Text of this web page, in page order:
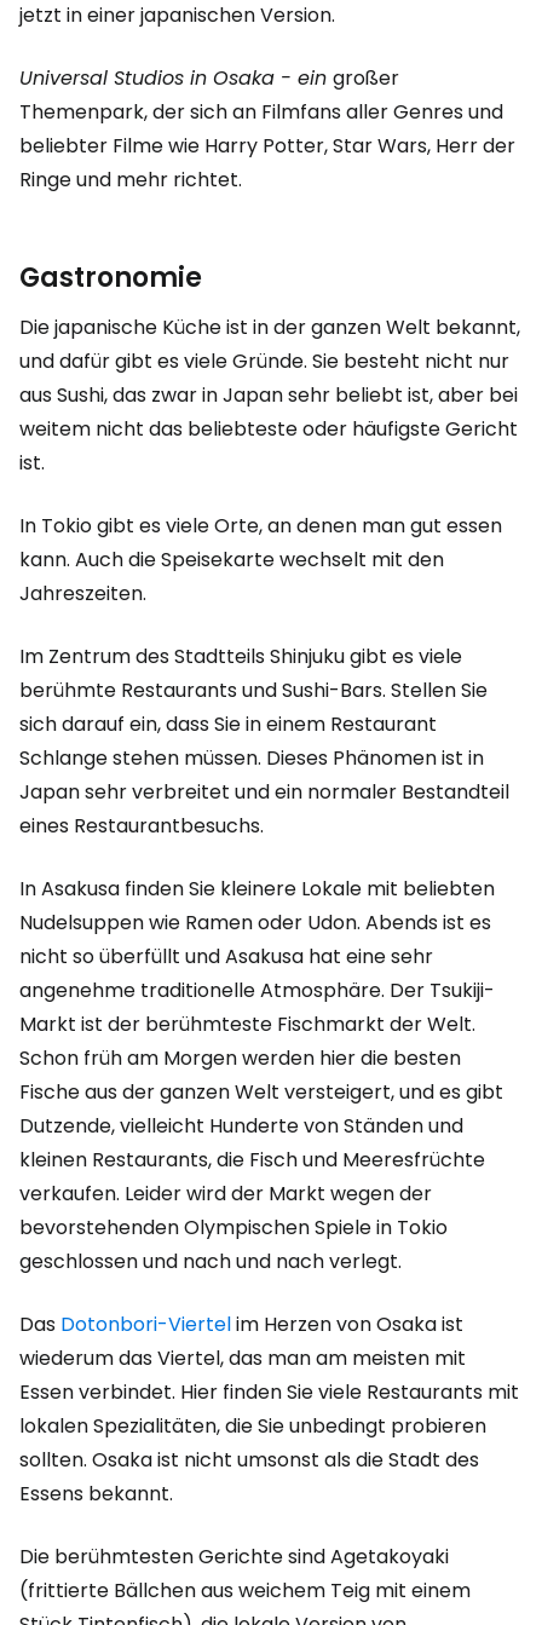
jetzt in einer japanischen Version.
Universal Studios in Osaka - ein großer
Themenpark, der sich an Filmfans aller Genres und
beliebter Filme wie Harry Potter, Star Wars, Herr der
Ringe und mehr richtet.
Gastronomie
Die japanische Küche ist in der ganzen Welt bekannt,
und dafür gibt es viele Gründe. Sie besteht nicht nur
aus Sushi, das zwar in Japan sehr beliebt ist, aber bei
weitem nicht das beliebteste oder häufigste Gericht
ist.
In Tokio gibt es viele Orte, an denen man gut essen
kann. Auch die Speisekarte wechselt mit den
Jahreszeiten.
Im Zentrum des Stadtteils Shinjuku gibt es viele
berühmte Restaurants und Sushi-Bars. Stellen Sie
sich darauf ein, dass Sie in einem Restaurant
Schlange stehen müssen. Dieses Phänomen ist in
Japan sehr verbreitet und ein normaler Bestandteil
eines Restaurantbesuchs.
In Asakusa finden Sie kleinere Lokale mit beliebten
Nudelsuppen wie Ramen oder Udon. Abends ist es
nicht so überfüllt und Asakusa hat eine sehr
angenehme traditionelle Atmosphäre. Der Tsukiji-
Markt ist der berühmteste Fischmarkt der Welt.
Schon früh am Morgen werden hier die besten
Fische aus der ganzen Welt versteigert, und es gibt
Dutzende, vielleicht Hunderte von Ständen und
kleinen Restaurants, die Fisch und Meeresfrüchte
verkaufen. Leider wird der Markt wegen der
bevorstehenden Olympischen Spiele in Tokio
geschlossen und nach und nach verlegt.
Das Dotonbori-Viertelim Herzen von Osaka ist
wiederum das Viertel, das man am meisten mit
Essen verbindet. Hier finden Sie viele Restaurants mit
lokalen Spezialitäten, die Sie unbedingt probieren
sollten. Osaka ist nicht umsonst als die Stadt des
Essens bekannt.
Die berühmtesten Gerichte sind Agetakoyaki
(frittierte Bällchen aus weichem Teig mit einem